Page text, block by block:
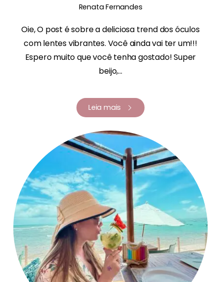
Renata Fernandes
Oie, O post é sobre a deliciosa trend dos óculos
com lentes vibrantes. Você ainda vai ter um!!!
Espero muito que você tenha gostado! Super
beijo,...
Leia mais
Renata Fernandes